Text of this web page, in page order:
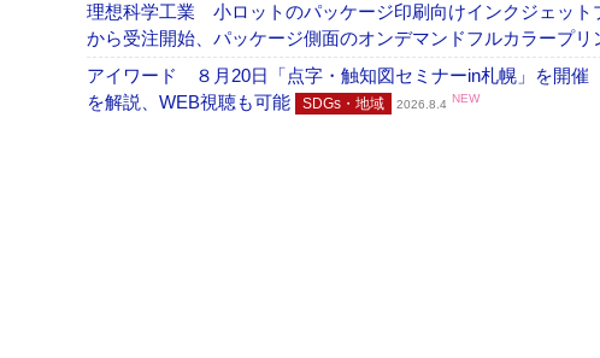
理想科学工業 小ロットのパッケージ印刷向けインクジェッ
から受注開始、パッケージ側面のオンデマンドフルカラープリ
アイワード ８月20日「点字・触知図セミナーin札幌」を開
を解説、WEB視聴も可能
SDGs・地域 2026.8.4 NEW